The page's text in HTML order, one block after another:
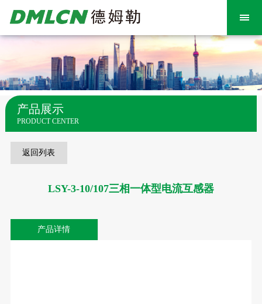
产品展示
PRODUCT CENTER
返回列表
LSY-3-10/107三相一体型电流互感器
产品详情